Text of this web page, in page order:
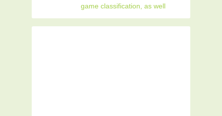
game classification, as well